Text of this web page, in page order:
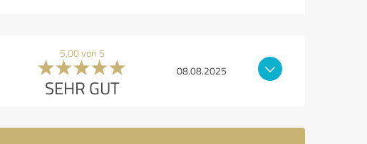
5,00 von 5
SEHR GUT
08.08.2025